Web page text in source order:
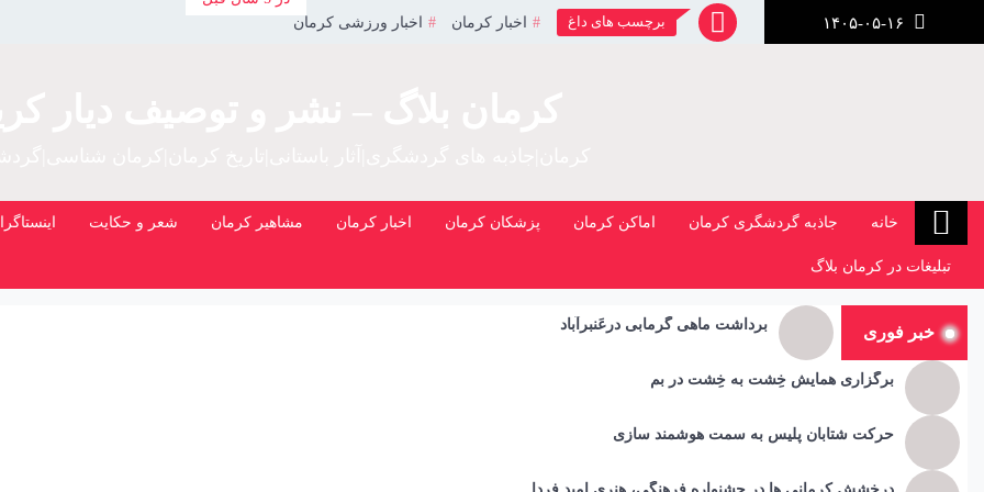
برچسب های داغ اخبار کرمان اخبار ورزشی کرمان
خانه جاذبه گردشگری کرمان اماکن کرمان پزشکان کرمان اخبار کرمان مشاهیر کرمان شعر و حکایت
تبلیغات در کرمان بلاگ
خبر فوری برداشت ماهی گرمابی درعَنبرآباد
برگزاری همایش خِشت به خِشت در بم
حرکت شتابان پلیس به سمت هوشمند سازی